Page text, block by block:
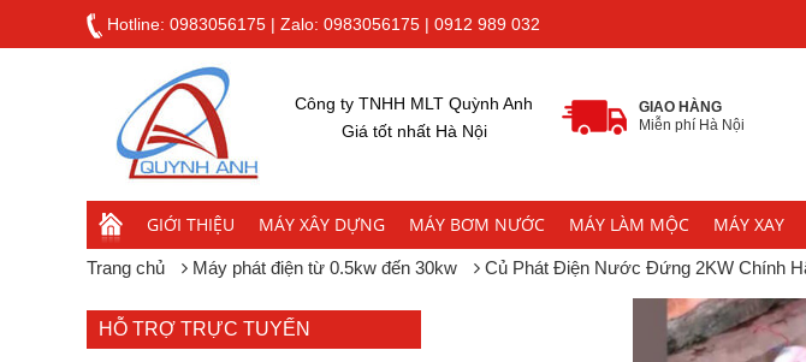
Hotline: 0983056175 | Zalo: 0983056175 | 0912 989 032
Công ty TNHH MLT Quỳnh Anh
Giá tốt nhất Hà Nội
GIAO HÀNG
Miễn phí Hà Nội
GIỚI THIỆU MÁY XÂY DỰNG MÁY BƠM NƯỚC MÁY LÀM MỘC MÁY XAY
Trang chủ Máy phát điện từ 0.5kw đến 30kw Củ Phát Điện Nước Đứng 2KW Chính
HỖ TRỢ TRỰC TUYẾN